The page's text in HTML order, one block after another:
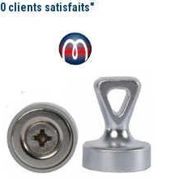
clients satisfaits"